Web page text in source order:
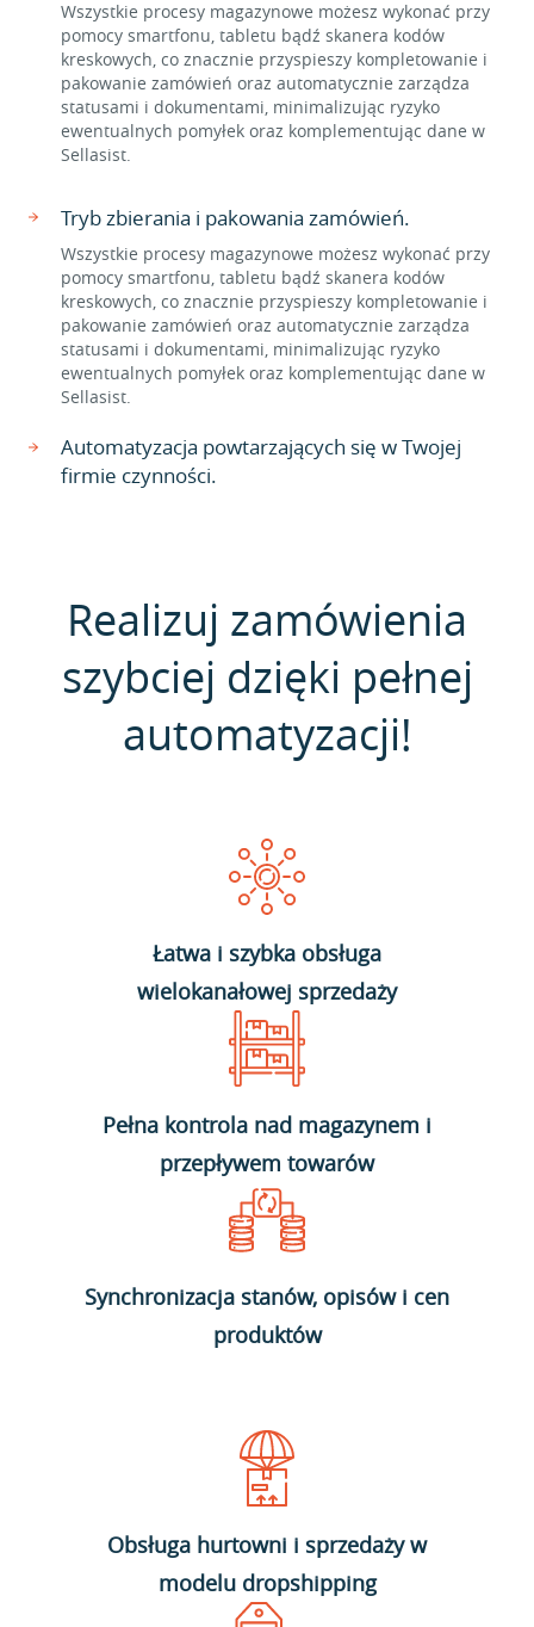
Wszystkie procesy magazynowe możesz wykonać przy
pomocy smartfonu, tabletu bądź skanera kodów
kreskowych, co znacznie przyspieszy kompletowanie i
pakowanie zamówień oraz automatycznie zarządza
statusami i dokumentami, minimalizując ryzyko
ewentualnych pomyłek oraz komplementując dane w
Sellasist.
Tryb zbierania i pakowania zamówień.
Wszystkie procesy magazynowe możesz wykonać przy
pomocy smartfonu, tabletu bądź skanera kodów
kreskowych, co znacznie przyspieszy kompletowanie i
pakowanie zamówień oraz automatycznie zarządza
statusami i dokumentami, minimalizując ryzyko
ewentualnych pomyłek oraz komplementując dane w
Sellasist.
Automatyzacja powtarzających się w Twojej
firmie czynności.
Realizuj zamówienia
szybciej dzięki pełnej
automatyzacji!
Łatwa i szybka obsługa
wielokanałowej sprzedaży
Pełna kontrola nad magazynem i
przepływem towarów
Synchronizacja stanów, opisów i cen
produktów
Obsługa hurtowni i sprzedaży w
modelu dropshipping